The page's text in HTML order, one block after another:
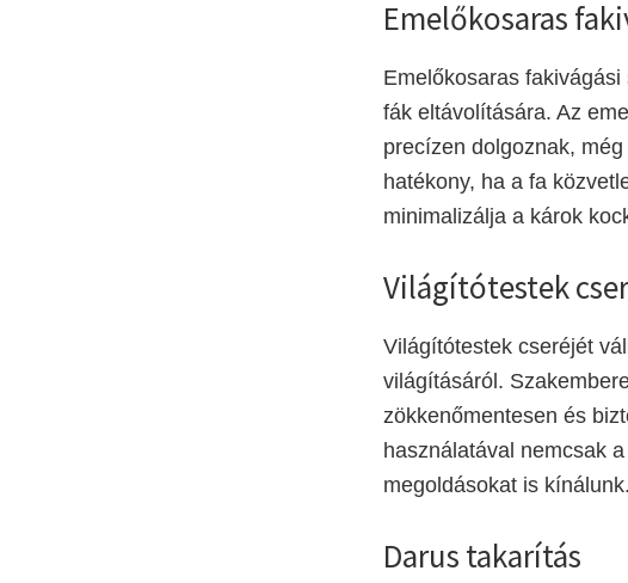
Emelőkosaras
Emelőkosaras
fák eltávolítására. Az
precízen dolgoznak,
hatékony, ha a fa
minimalizálja a károk
Világítótestek
Világítótestek cseréjét
világításáról.
zökkenőmentesen és
használatával nemcsak
megoldásokat is kínálunk.
Darus takarítás